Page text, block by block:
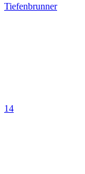
Tiefenbrunner
14